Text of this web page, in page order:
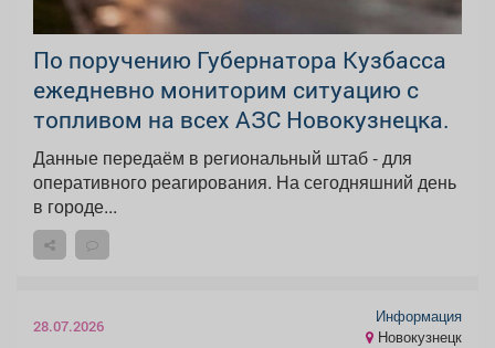
По поручению Губернатора Кузбасса
ежедневно мониторим ситуацию с
топливом на всех АЗС Новокузнецка.
Данные передаём в региональный штаб - для
оперативного реагирования. На сегодняшний день
в городе...
28.07.2026
Информация
Новокузнецк